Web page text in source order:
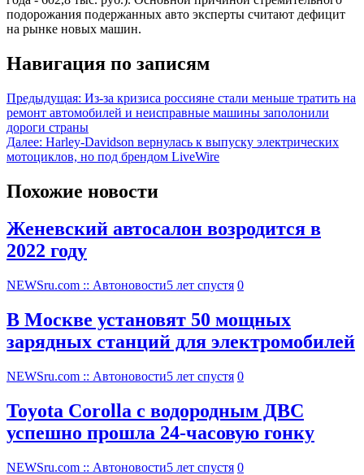
подорожания подержанных авто эксперты считают дефицит
на рынке новых машин.
Навигация по записям
Предыдущая: Из-за кризиса россияне стали меньше тратить на
ремонт автомобилей и неисправные машины заполонили
дороги страны
Далее: Harley-Davidson вернулась к выпуску электрических
мотоциклов, но под брендом LiveWire
Похожие новости
Женевский автосалон возродится в
2022 году
NEWSru.com :: Автоновости5 лет спустя 0
В Москве установят 50 мощных
зарядных станций для электромобилей
NEWSru.com :: Автоновости5 лет спустя 0
Toyota Corolla с водородным ДВС
успешно прошла 24-часовую гонку
NEWSru.com :: Автоновости5 лет спустя 0